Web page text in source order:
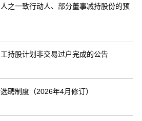
之一致行动人、部分董事减持股份的预
持股计划非交易过户完成的公告
聘制度（2026年4月修订）